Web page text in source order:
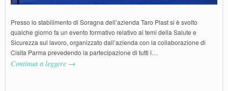
Presso lo stabilimento di Soragna dell’azienda Taro Plast si è svolto
qualche giorno fa un evento formativo relativo ai temi della Salute e
Sicurezza sul lavoro, organizzato dall’azienda con la collaborazione di
Cisita Parma prevedendo la partecipazione di tutti i…
Continua a leggere →